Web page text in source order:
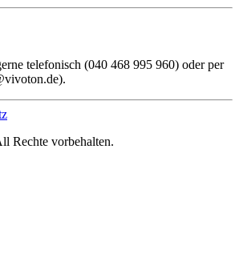
telefonisch (040 468 995 960) oder per
Rechte vorbehalten.